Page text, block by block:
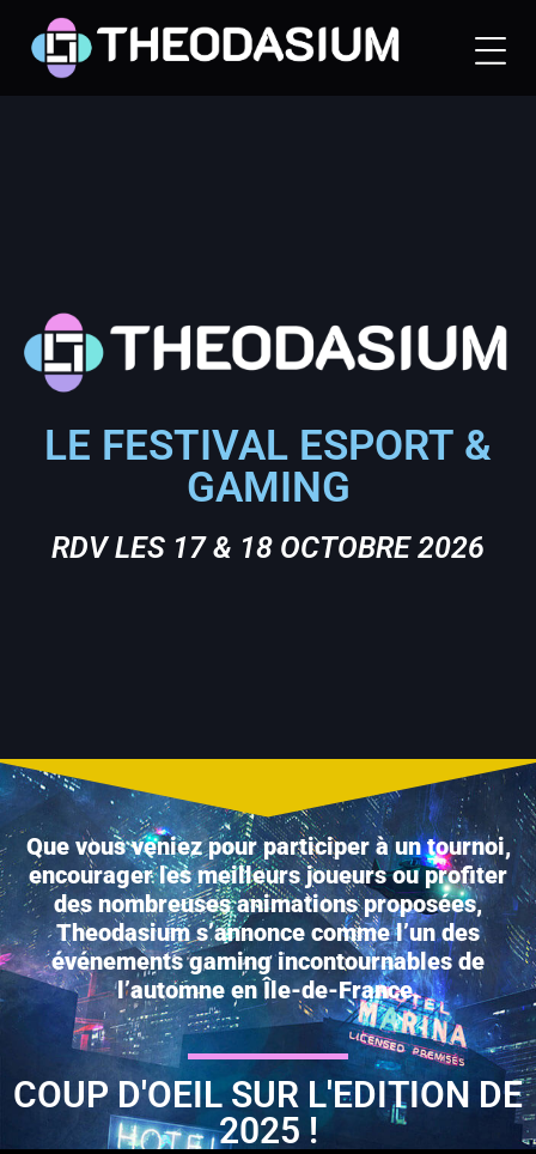
LE FESTIVAL ESPORT &
GAMING
RDV LES 17 & 18 OCTOBRE 2026
Que vous veniez pour participer à un tournoi,
encourager les meilleurs joueursou profiter
des nombreuses animations proposées,
Theodasium s’annonce comme l’un des
événements gaming incontournables de
l’automne en Île-de-France.
COUP D'OEIL SUR L'EDITION DE
2025 !